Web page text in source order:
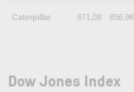
Caterpillar 871,08 856,96
Dow Jones Index